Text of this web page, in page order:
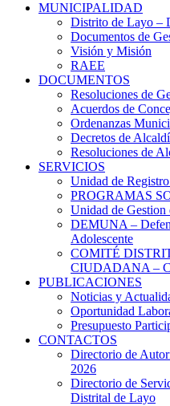
MUNICIPALIDAD
Distrito de Layo –
Documentos de
Visión y Misión
RAEE
DOCUMENTOS
Resoluciones de
Acuerdos de
Ordenanzas
Decretos de
Resoluciones de
SERVICIOS
Unidad de
PROGRAMAS
Unidad de Gestion
DEMUNA –
Adolescente
COMITÉ
CIUDADANA –
PUBLICACIONES
Noticias y
Oportunidad
Presupuesto
CONTACTOS
Directorio de
2026
Directorio de
Distrital de Layo